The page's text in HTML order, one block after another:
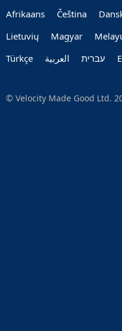
Afrikaans
Čeština
Lietuvių
Magyar
Türkçe
العربية‏ עברית‏
© Velocity Made Good Ltd.